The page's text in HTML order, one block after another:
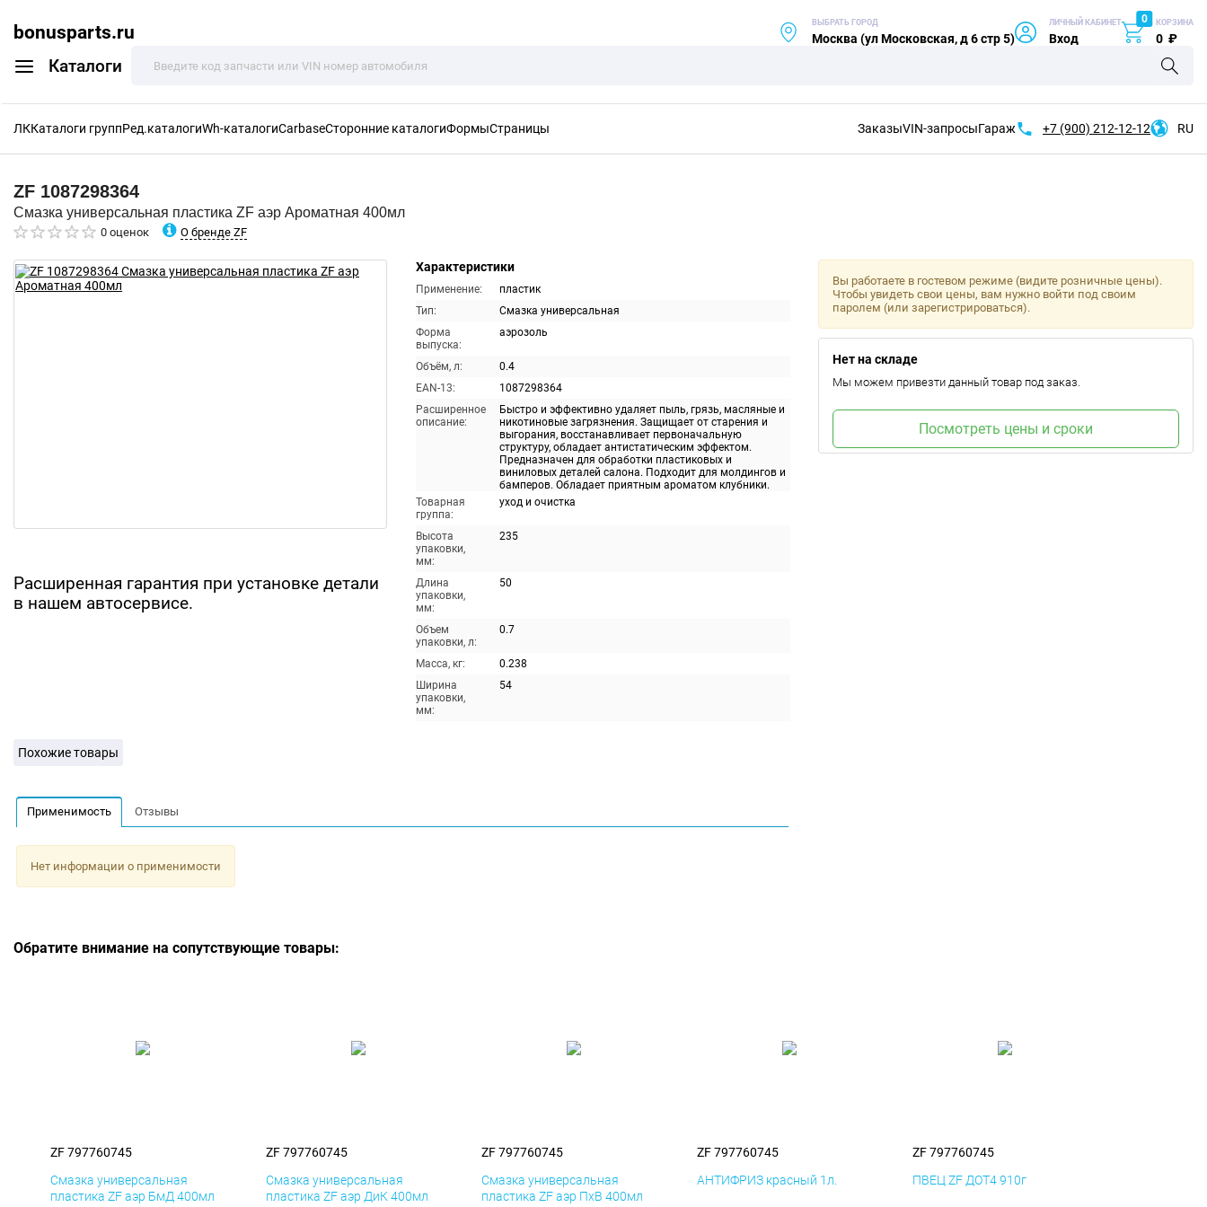
bonusparts.ru
Каталоги
ВЫБРАТЬ ГОРОД
Москва (ул Московская, д 6 стр 5)
ЛИЧНЫЙ КАБИНЕТ
Вход
0 КОРЗИНА
0 ₽
ЛККаталоги группРед.каталогиWh-каталогиCarbaseСторонние каталогиФормыСтраницы ЗаказыVIN-запросыГараж +7 (900) 212-12-12 RU
ZF 1087298364
Смазка универсальная пластика ZF аэр Ароматная 400мл
0 оценок О бренде ZF
Расширенная гарантия при установке детали
в нашем автосервисе.
Характеристики
Применение:
пластик
Тип:
Смазка универсальная
Форма
выпуска:
аэрозоль
Объём, л:
0.4
EAN-13:
1087298364
Расширенное
описание:
Быстро и эффективно удаляет пыль, грязь, масляные и
никотиновые загрязнения. Защищает от старения и
выгорания, восстанавливает первоначальную
структуру, обладает антистатическим эффектом.
Предназначен для обработки пластиковых и
виниловых деталей салона. Подходит для молдингов и
бамперов. Обладает приятным ароматом клубники.
Товарная
группа:
уход и очистка
Высота
упаковки,
мм:
235
Длина
упаковки,
мм:
50
Объем
упаковки, л:
0.7
Масса, кг:
0.238
Ширина
упаковки,
мм:
54
Вы работаете в гостевом режиме (видите розничные цены).
Чтобы увидеть свои цены, вам нужно войти под своим
паролем (или зарегистрироваться).
Нет на складе
Мы можем привезти данный товар под заказ.
Посмотреть цены и сроки
Похожие товары
Применимость Отзывы
Нет информации о применимости
Обратите внимание на сопутствующие товары:
ZF 797760745
Смазка универсальная
пластика ZF аэр БмД 400мл
ZF 797760745
Смазка универсальная
пластика ZF аэр ДиК 400мл
ZF 797760745
Смазка универсальная
пластика ZF аэр ПхВ 400мл
ZF 797760745
АНТИФРИЗ красный 1л.
ZF 797760745
ПВЕЦ ZF ДОТ4 910г